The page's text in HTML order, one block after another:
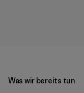
Was wir bereits tun